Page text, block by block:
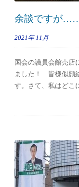
余談ですが……
2021年 11月
国会の議員会館売店
ました！ 皆様似顔
す。さて、私はど